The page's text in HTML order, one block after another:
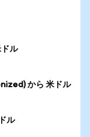
ル
から 米ドル
ル